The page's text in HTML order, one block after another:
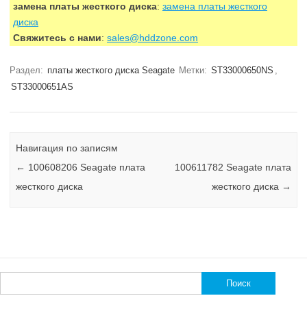
замена платы жесткого диска: замена платы жесткого
диска
Свяжитесь с нами: sales@hddzone.com
Раздел: платы жесткого диска Seagate Метки: ST33000650NS ,
ST33000651AS
Навигация по записям
← 100608206 Seagate плата
жесткого диска
100611782 Seagate плата
жесткого диска →